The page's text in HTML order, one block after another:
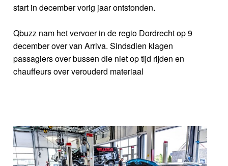
start in december vorig jaar ontstonden.
Qbuzz nam het vervoer in de regio Dordrecht op 9
december over van Arriva. Sindsdien klagen
passagiers over bussen die niet op tijd rijden en
chauffeurs over verouderd materiaal